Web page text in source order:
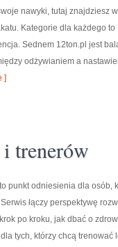
nawyki, tutaj znajdziesz
Kategorie dla każdego
Sednem 12ton.pl jest
odżywianiem a
]
trenerów
punkt odniesienia dla osób,
łączy perspektywę
po kroku, jak dbać o
tych, którzy chcą